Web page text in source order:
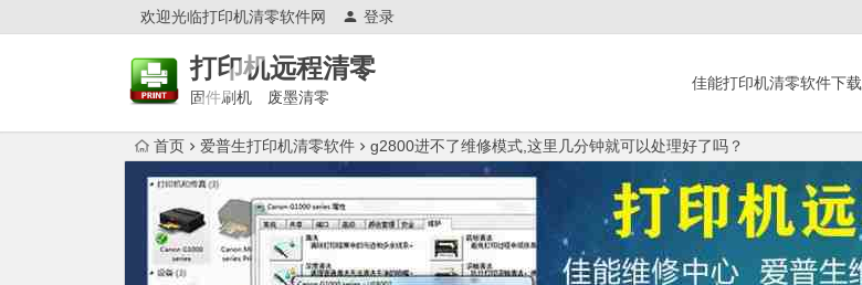
欢迎光临打印机清零软件网 登录
打印机远程清零
固件刷机 废墨清零
佳能打印机清零软件下载
首页 爱普生打印机清零软件 g2800进不了维修模式,这里几分钟就可以处理好了吗？